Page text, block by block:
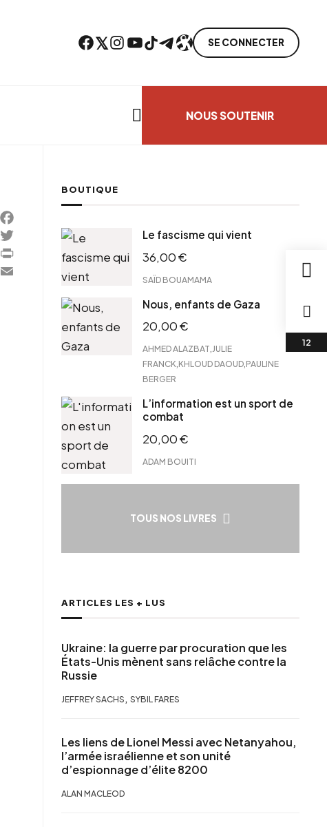
Facebook Twitter Instagram YouTube TikTok TelegramLien SE CONNECTER
NOUS SOUTENIR
Facebook
Twitter
PrintFriendly
Email
BOUTIQUE
Le fascisme qui vient
36,00€
SAÏD BOUAMAMA
Nous, enfants de Gaza
20,00€
AHMED ALAZBAT JULIE
FRANCK KHLOUD DAOUD PAULINE
BERGER
L’information est un sport de
combat
20,00€
ADAM BOUITI
TOUS NOS LIVRES
ARTICLES LES + LUS
Ukraine: la guerre par procuration que les
États-Unis mènent sans relâche contre la
Russie
JEFFREY SACHS , SYBIL FARES
Les liens de Lionel Messi avec Netanyahou,
l’armée israélienne et son unité
d’espionnage d’élite 8200
ALAN MACLEOD